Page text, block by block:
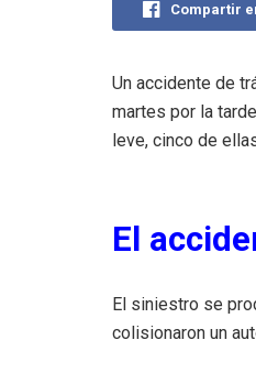
Compartir
Un accidente de
martes por la
leve, cinco de
El
El siniestro se
colisionaron un